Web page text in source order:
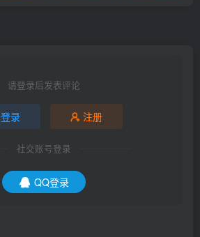
请登录后发表评论
登录 注册
社交账号登录
QQ登录